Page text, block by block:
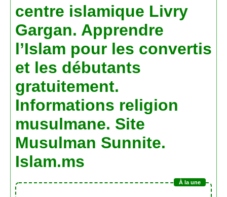
centre islamique Livry
Gargan. Apprendre
l’Islam pour les convertis
et les débutants
gratuitement.
Informations religion
musulmane. Site
Musulman Sunnite.
Islam.ms